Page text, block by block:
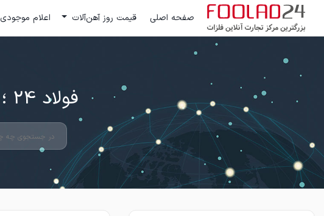
صفحه اصلی قیمت روز آهن‌آلات اعلام موجودی
فولاد 24 ؛ بزرگترین مرکز تجارت آنلاین فلزات